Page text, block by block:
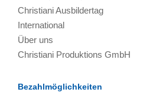
Christiani Ausbildertag
International
Über uns
Christiani Produktions GmbH
Bezahlmöglichkeiten